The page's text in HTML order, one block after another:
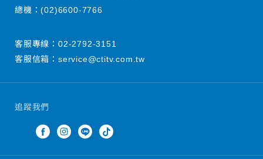
追蹤我們
總機：(02)6600-7766
客服專線： 02-2792-3151
客服信箱： service@ctitv.com.tw